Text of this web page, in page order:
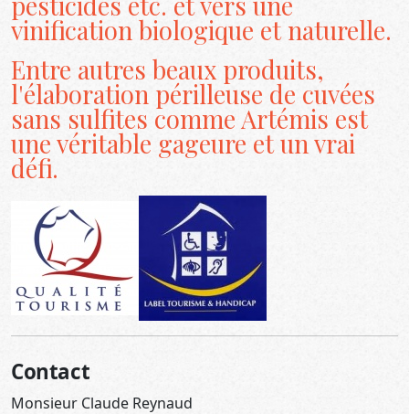
vinification biologique et naturelle.
Entre autres beaux produits,
l'élaboration périlleuse de cuvées
sans sulfites comme Artémis est
une véritable gageure et un vrai
défi.
Contact
Monsieur Claude Reynaud